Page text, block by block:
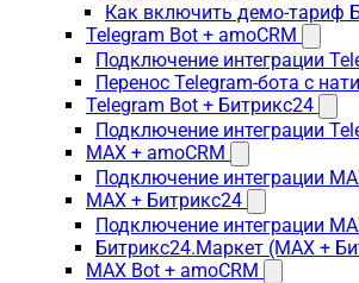
Как включить демо-тариф
Telegram Bot + amoCRM
Подключение интеграции
Перенос Telegram-бота с
Telegram Bot + Битрикс24
Подключение интеграции
MAX + amoCRM
Подключение интеграции
MAX + Битрикс24
Подключение интеграции
Битрикс24.Маркет (MAX +
MAX Bot + amoCRM